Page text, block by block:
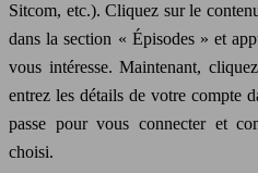
Sitcom, etc.). Cliquez sur le
dans la section « Épisodes » et
vous intéresse. Maintenant,
entrez les détails de votre compte
passe pour vous connecter et
choisi.